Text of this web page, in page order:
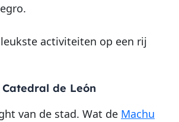
activiteiten op een rij
de León
van de stad. Wat de Machu